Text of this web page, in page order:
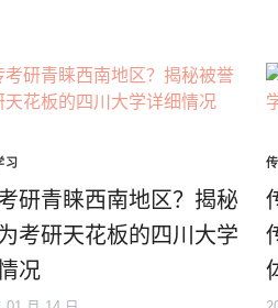
习
研青睐西南地区？揭秘
考研天花板的四川大学
况